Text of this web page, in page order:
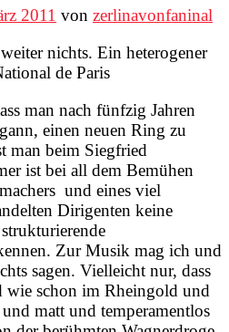
2011 von zerlinavonfaninal
nichts. Ein heterogener
de Paris
man nach fünfzig Jahren
einen neuen Ring zu
man beim Siegfried
ist bei all dem Bemühen
und eines viel
Dirigenten keine
Zur Musik mag ich und
sagen. Vielleicht nur, dass
wie schon im Rheingold und
matt und temperamentlos